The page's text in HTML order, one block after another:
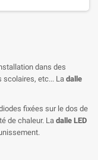
dans des
scolaires, etc... La dalle
fixées sur le dos de
de chaleur. La dalle LED